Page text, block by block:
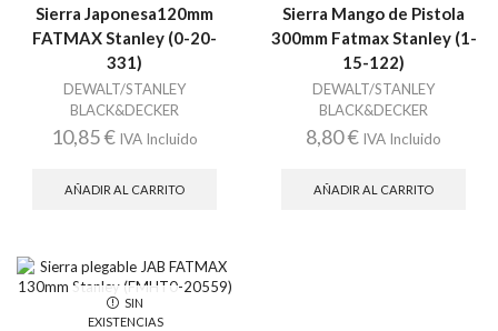
Sierra Japonesa120mm
FATMAX Stanley (0-20-
331)
DEWALT/STANLEY
BLACK&DECKER
10,85€ IVA Incluido
AÑADIR AL CARRITO
Sierra Mango de Pistola
300mm Fatmax Stanley (1-
15-122)
DEWALT/STANLEY
BLACK&DECKER
8,80€ IVA Incluido
AÑADIR AL CARRITO
SIN
EXISTENCIAS